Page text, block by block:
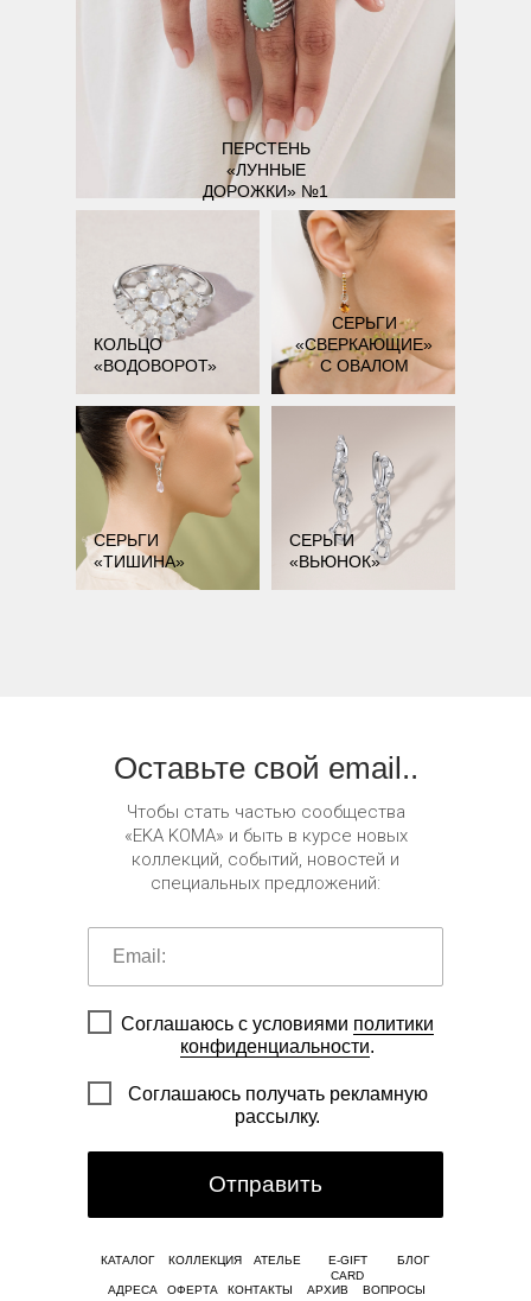
ПЕРСТЕНЬ
«ЛУННЫЕ
ДОРОЖКИ» №1
СЕРЬГИ
«ТИШИНА»
КОЛЬЦО
«ВОДОВОРОТ»
СЕРЬГИ
«СВЕРКАЮЩИЕ»
С ОВАЛОМ
СЕРЬГИ
«ВЬЮНОК»
ОФЕРТА КОНТАКТЫ ВОПРОСЫ
АРХИВ
АДРЕСА
КОЛЛЕКЦИЯ
E-GIFT
CARD
АТЕЛЬЕ БЛОГ
КАТАЛОГ
Соглашаюсь с условиями политики
конфиденциальности.
Соглашаюсь получать рекламную
рассылку.
Отправить
Чтобы стать частью сообщества
«EKA KOMA» и быть в курсе новых
коллекций, событий, новостей и
специальных предложений:
Оставьте свой email..